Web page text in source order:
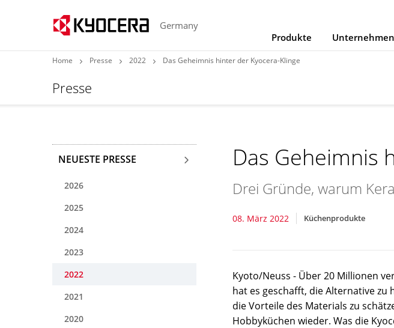
Germany
Produkte
Unternehmen
Home Presse 2022 Das Geheimnis hinter der Kyocera-Klinge
Presse
Das Geheimnis
Drei Gründe, warum
08. März 2022 Küchenprodukte
Kyoto/Neuss - Über 20 Millionen
hat es geschafft, die Alternative
die Vorteile des Materials zu
Hobbyküchen wieder. Was die
NEUESTE PRESSE
2026
2025
2024
2023
2022
2021
2020